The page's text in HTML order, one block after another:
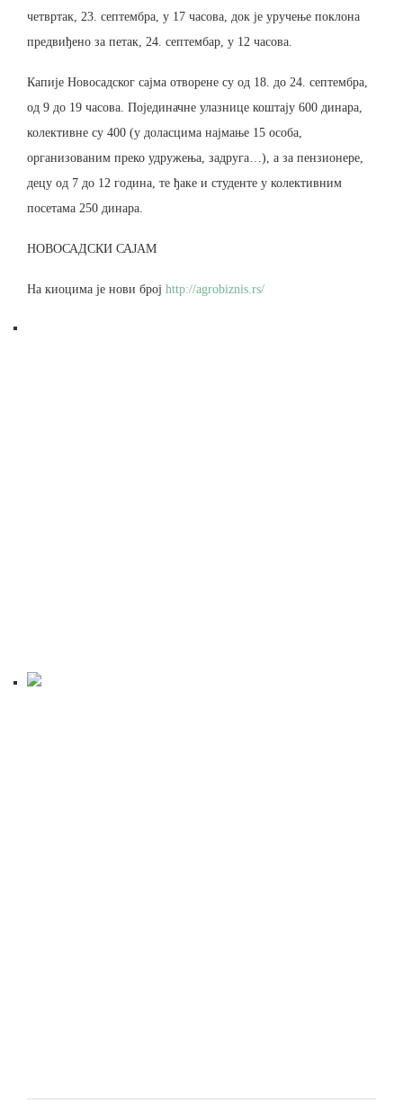
четвртак, 23. септембра, у 17 часова, док је уручење поклона
предвиђено за петак, 24. септембар, у 12 часова.
Капије Новосадског сајма отворене су од 18. до 24. септембра,
од 9 до 19 часова. Појединачне улазнице коштају 600 динара,
колективне су 400 (у доласцима најмање 15 особа,
организованим преко удружења, задруга…), а за пензионере,
децу од 7 до 12 година, те ђаке и студенте у колективним
посетама 250 динара.
НОВОСАДСКИ САЈАМ
На киоцима је нови број http://agrobiznis.rs/